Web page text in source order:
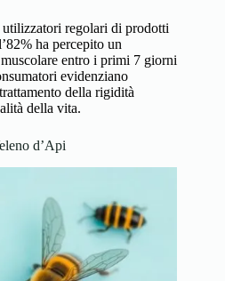
regolari di prodotti
ha percepito un
entro i primi 7 giorni
evidenziano
della rigidità
della vita.
d’Api